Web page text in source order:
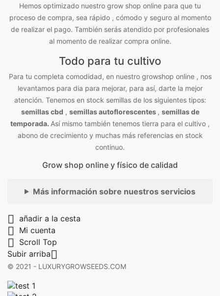
Hemos optimizado nuestro grow shop online para que tu
proceso de compra, sea rápido , cómodo y seguro al momento
de realizar el pago. También serás atendido por profesionales
al momento de realizar compra online.
Todo para tu cultivo
Para tu completa comodidad, en nuestro growshop online , nos
levantamos para dia para mejorar, para así, darte la mejor
atención. Tenemos en stock semillas de los siguientes tipos:
semillas cbd , semillas autoflorescentes , semillas de
temporada. Así mismo también tenemos tierra para el cultivo ,
abono de crecimiento y muchas más referencias en stock
continuo.
Grow shop online y físico de calidad
Más información sobre nuestros servicios
 añadir a la cesta
 Mi cuenta
 Scroll Top
Subir arriba
© 2021 - LUXURYGROWSEEDS.COM